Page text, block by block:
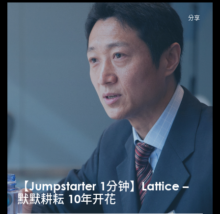
分享
【Jumpstarter 1分钟】Lattice –
默默耕耘 10年开花